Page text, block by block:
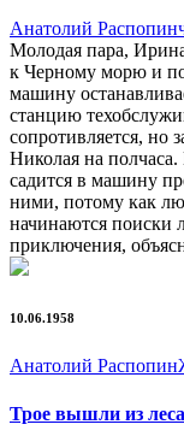
Анатолий Распопин
Молодая пара,
к Черному морю и по
машину
станцию
сопротивляется, но
Николая на
садится в машину
ними, потому как
начинаются поиски
приключения,
10.06.1958
Анатолий Распопин
Трое вышли из леса